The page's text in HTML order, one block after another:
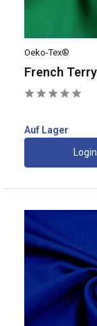
Oeko-Tex®
French
Auf Lager